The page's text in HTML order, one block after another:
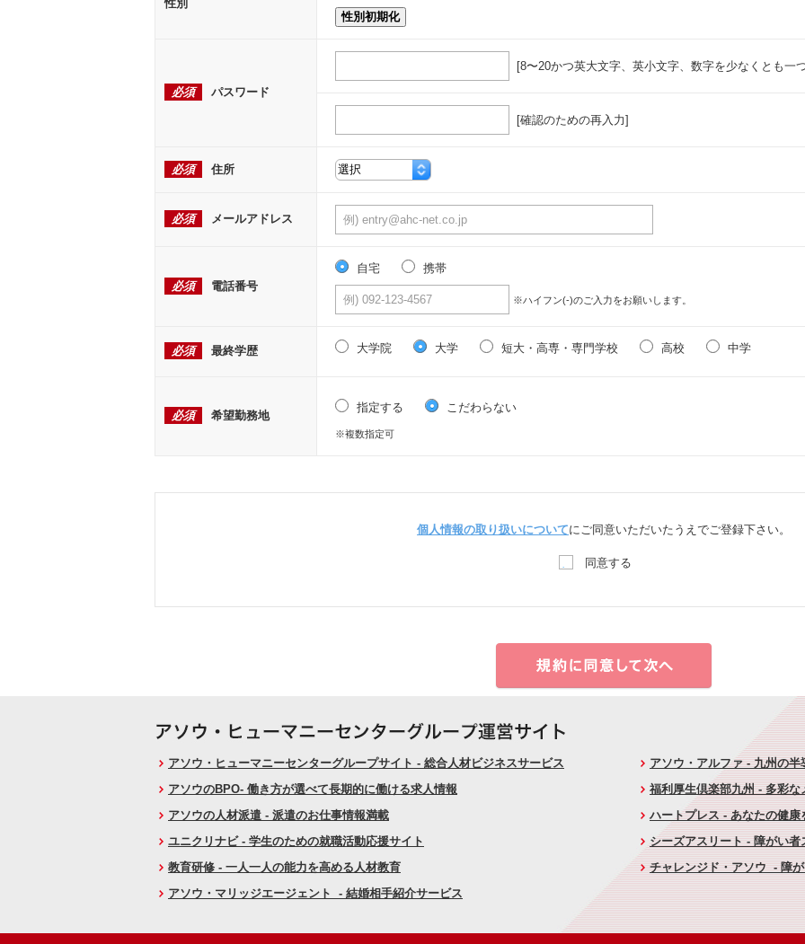
性別
性別初期化
必須 パスワード
[8〜20かつ英大文字、英小文字、数字を少なくとも一
[確認のための再入力]
必須 住所
必須 メールアドレス
必須 電話番号
自宅 携帯
※ハイフン(-)のご入力をお願いします。
必須 最終学歴 大学院 大学 短大・高専・専門学校 高校 中学
必須 希望勤務地
指定する こだわらない
※複数指定可
個人情報の取り扱いについてにご同意いただいたうえでご登録下さい。
同意する
アソウ・ヒューマニーセンターグループサイト - 総合人材ビジネスサービス
アソウのBPO- 働き方が選べて長期的に働ける求人情報
アソウの人材派遣 - 派遣のお仕事情報満載
ユニクリナビ - 学生のための就職活動応援サイト
教育研修 - 一人一人の能力を高める人材教育
アソウ・マリッジエージェント - 結婚相手紹介サービス
アソウ・アルファ - 九州の
福利厚生倶楽部九州 - 多彩
ハートプレス - あなたの健康
シーズアスリート - 障がい
チャレンジド・アソウ - 障